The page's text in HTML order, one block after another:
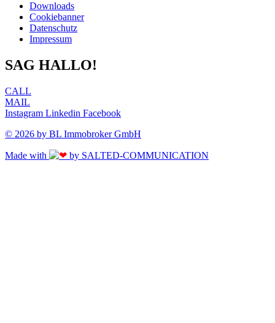
Downloads
Cookiebanner
Datenschutz
Impressum
SAG HALLO!
CALL
MAIL
Instagram Linkedin Facebook
© 2026 by BL Immobroker GmbH
Made with by SALTED-COMMUNICATION